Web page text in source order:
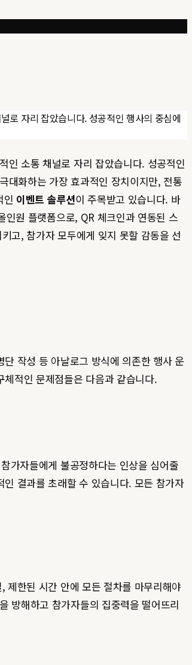
로 자리 잡았습니다. 성공적인 행사의 중심에
인 소통 채널로 자리 잡았습니다. 성공적인
대화하는 가장 효과적인 장치이지만, 전통
인 이벤트 솔루션이 주목받고 있습니다. 바
원 플랫폼으로, QR 체크인과 연동된 스
고, 참가자 모두에게 잊지 못할 감동을 선
작성 등 아날로그 방식에 의존한 행사 운
적인 문제점들은 다음과 같습니다.
가자들에게 불공정하다는 인상을 심어줄
결과를 초래할 수 있습니다. 모든 참가자
제한된 시간 안에 모든 절차를 마무리해야
방해하고 참가자들의 집중력을 떨어뜨리